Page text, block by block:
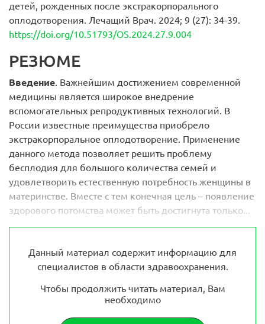
детей, рожденных после экстракорпорального
оплодотворения. Лечащий Врач. 2024; 9 (27): 34-39.
https://doi.org/10.51793/OS.2024.27.9.004
РЕЗЮМЕ
Введение. Важнейшим достижением современной
медицины является широкое внедрение
вспомогательных репродуктивных технологий. В
России известные преимущества приобрело
экстракорпоральное оплодотворение. Применение
данного метода позволяет решить проблему
бесплодия для большого количества семей и
удовлетворить естественную потребность женщины в
материнстве. Вместе с тем конечная цель – появление
здорового потомства может быть достигнута только...
Данный материал содержит информацию для
специалистов в области здравоохранения.
Чтобы продолжить читать материал, Вам
необходимо